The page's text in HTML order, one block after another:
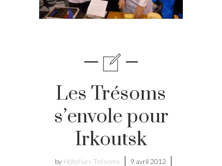
Les Trésoms
s’envole pour
Irkoutsk
by Hôtel Les Trésoms
9 avril 2012